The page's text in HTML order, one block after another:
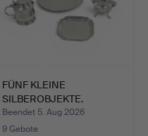
FÜNF KLEINE
SILBEROBJEKTE.
Beendet 5. Aug 2026
9 Gebote